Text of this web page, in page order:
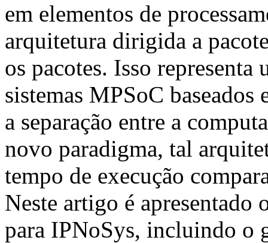
em elementos de
arquitetura dirigida a
os pacotes. Isso representa
sistemas MPSoC
a separação entre a
novo paradigma, tal
tempo de execução
Neste artigo é apresentado
para IPNoSys, incluindo o